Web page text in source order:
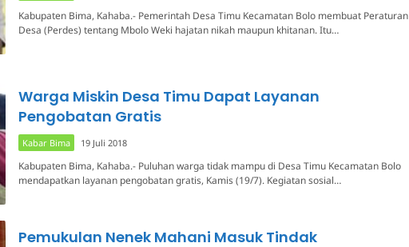
Kabupaten Bima, Kahaba.- Pemerintah Desa Timu Kecamatan Bolo membuat Peraturan
Desa (Perdes) tentang Mbolo Weki hajatan nikah maupun khitanan. Itu…
Warga Miskin Desa Timu Dapat Layanan
Pengobatan Gratis
Kabar Bima 19 Juli 2018
Kabupaten Bima, Kahaba.- Puluhan warga tidak mampu di Desa Timu Kecamatan Bolo
mendapatkan layanan pengobatan gratis, Kamis (19/7). Kegiatan sosial…
Pemukulan Nenek Mahani Masuk Tindak